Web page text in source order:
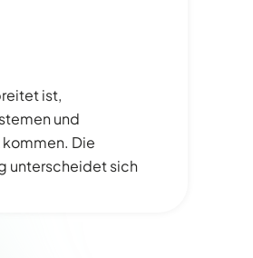
ist,
und
Die
unterscheidet sich